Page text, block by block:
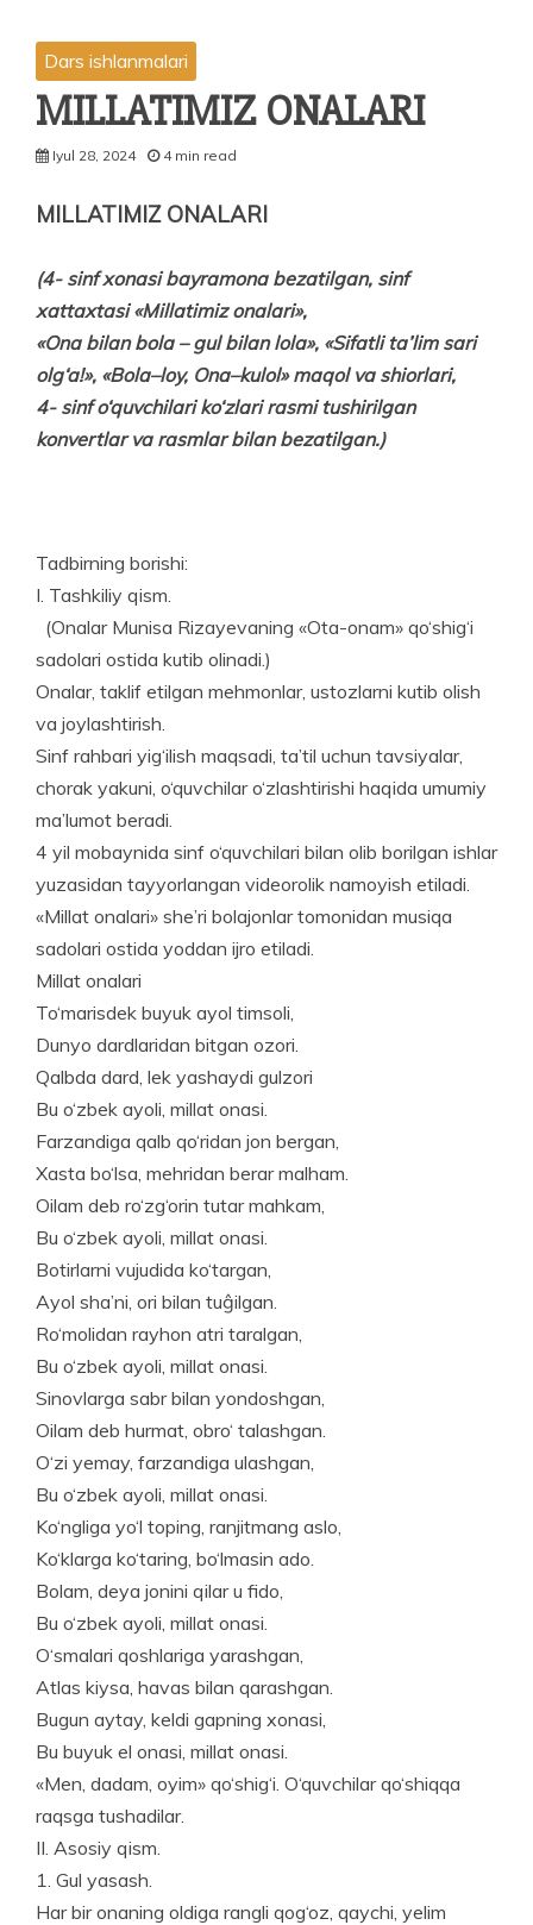
Dars ishlanmalari
MILLATIMIZ ONALARI
Iyul 28, 2024 4 min read
MILLATIMIZ ONALARI
(4- sinf xonasi bayramona bezatilgan, sinf
xattaxtasi «Millatimiz onalari»,
«Ona bilan bola – gul bilan lola», «Sifatli ta’lim sari
olg‘a!», «Bola–loy, Ona–kulol» maqol va shiorlari,
4- sinf o‘quvchilari ko‘zlari rasmi tushirilgan
konvertlar va rasmlar bilan bezatilgan.)
Tadbirning borishi:
I. Tashkiliy qism.
(Onalar Munisa Rizayevaning «Ota-onam» qo‘shig‘i
sadolari ostida kutib olinadi.)
Onalar, taklif etilgan mehmonlar, ustozlarni kutib olish
va joylashtirish.
Sinf rahbari yig‘ilish maqsadi, ta’til uchun tavsiyalar,
chorak yakuni, o‘quvchilar o‘zlashtirishi haqida umumiy
ma’lumot beradi.
4 yil mobaynida sinf o‘quvchilari bilan olib borilgan ishlar
yuzasidan tayyorlangan videorolik namoyish etiladi.
«Millat onalari» she’ri bolajonlar tomonidan musiqa
sadolari ostida yoddan ijro etiladi.
Millat onalari
To‘marisdek buyuk ayol timsoli,
Dunyo dardlaridan bitgan ozori.
Qalbda dard, lek yashaydi gulzori
Bu o‘zbek ayoli, millat onasi.
Farzandiga qalb qo‘ridan jon bergan,
Xasta bo‘lsa, mehridan berar malham.
Oilam deb ro‘zg‘orin tutar mahkam,
Bu o‘zbek ayoli, millat onasi.
Botirlarni vujudida ko‘targan,
Ayol sha’ni, ori bilan tuĝilgan.
Ro‘molidan rayhon atri taralgan,
Bu o‘zbek ayoli, millat onasi.
Sinovlarga sabr bilan yondoshgan,
Oilam deb hurmat, obro‘ talashgan.
O‘zi yemay, farzandiga ulashgan,
Bu o‘zbek ayoli, millat onasi.
Ko‘ngliga yo‘l toping, ranjitmang aslo,
Ko‘klarga ko‘taring, bo‘lmasin ado.
Bolam, deya jonini qilar u fido,
Bu o‘zbek ayoli, millat onasi.
O‘smalari qoshlariga yarashgan,
Atlas kiysa, havas bilan qarashgan.
Bugun aytay, keldi gapning xonasi,
Bu buyuk el onasi, millat onasi.
«Men, dadam, oyim» qo‘shig‘i. O‘quvchilar qo‘shiqqa
raqsga tushadilar.
II. Asosiy qism.
1. Gul yasash.
Har bir onaning oldiga rangli qog‘oz, qaychi, yelim